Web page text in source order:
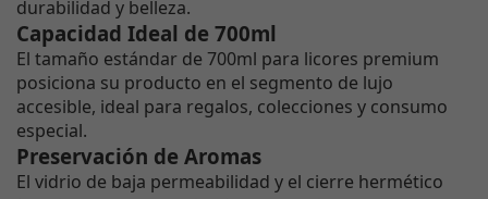
durabilidad y belleza.
Capacidad Ideal de 700ml
El tamaño estándar de 700ml para licores premium
posiciona su producto en el segmento de lujo
accesible, ideal para regalos, colecciones y consumo
especial.
Preservación de Aromas
El vidrio de baja permeabilidad y el cierre hermético